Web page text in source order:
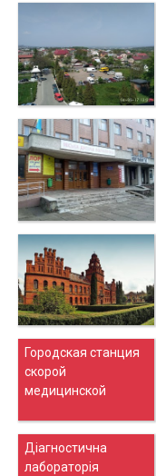
Городская станция
скорой
медицинской
Діагностична
лабораторія